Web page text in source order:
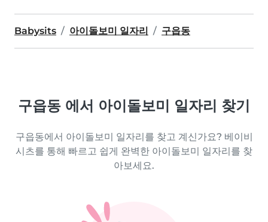
Babysits 아이돌보미 일자리 구읍동
구읍동 에서 아이돌보미 일자리 찾기
구읍동에서 아이돌보미 일자리를 찾고 계신가요? 베이비
시츠를 통해 빠르고 쉽게 완벽한 아이돌보미 일자리를 찾
아보세요.